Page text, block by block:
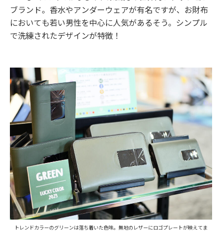
ブランド。香水やアンダーウェアが有名ですが、お財布
においても若い男性を中心に人気があるそう。シンプル
で洗練されたデザインが特徴！
トレンドカラーのグリーンは落ち着いた色味。無地のレザーにロゴプレートが映えてま